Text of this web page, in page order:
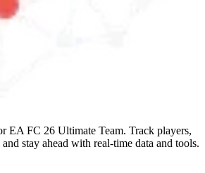
EA FC 26 Ultimate Team. Track players,
stay ahead with real-time data and tools.